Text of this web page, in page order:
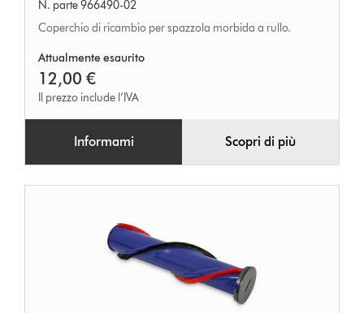
spazzola
morbida
a
rullo
N. parte 966490-02
Coperchio di ricambio per spazzola morbida a rullo.
Attualmente esaurito
12,00 €
Il prezzo include l’IVA
Informami Scopri di più